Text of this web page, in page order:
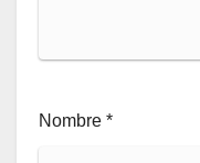
Nombre *